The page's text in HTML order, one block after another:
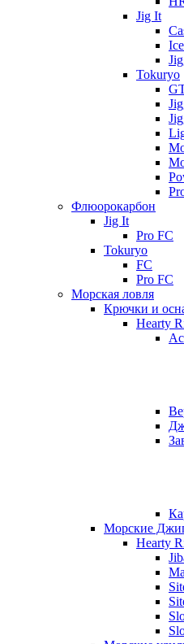
Jig It
Tokuryo
Флюорокарбон
Jig It
Pro FC
Tokuryo
FC
Pro FC
Морская ловля
Крючки и
Hearty
Морские
Hearty